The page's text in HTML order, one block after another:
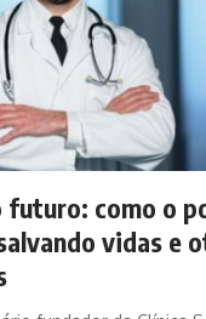
futuro: como o
vidas e